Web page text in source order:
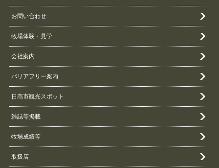
お問い合わせ
牧場体験・見学
会社案内
バリアフリー案内
日高市観光スポット
雑誌等掲載
牧場成績等
取扱店